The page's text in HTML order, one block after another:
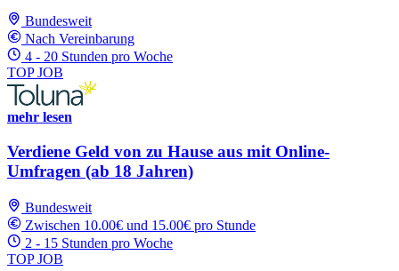
Bundesweit
Nach Vereinbarung
4 - 20 Stunden pro Woche
TOP JOB
mehr lesen
Verdiene Geld von zu Hause aus mit Online-
Umfragen (ab 18 Jahren)
Bundesweit
Zwischen 10.00€ und 15.00€ pro Stunde
2 - 15 Stunden pro Woche
TOP JOB